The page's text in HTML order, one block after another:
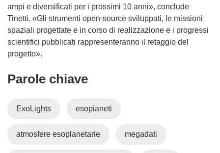
a
f
i
n
t
a
n
u
o
t
ampi e diversificati per i prossimi 10 anni», conclude
Tinetti. «Gli strumenti open-source sviluppati, le missioni
spaziali progettate e in corso di realizzazione e i progressi
scientifici pubblicati rappresenteranno il retaggio del
progetto».
Parole chiave
ExoLights esopianeti
atmosfere esoplanetarie megadati